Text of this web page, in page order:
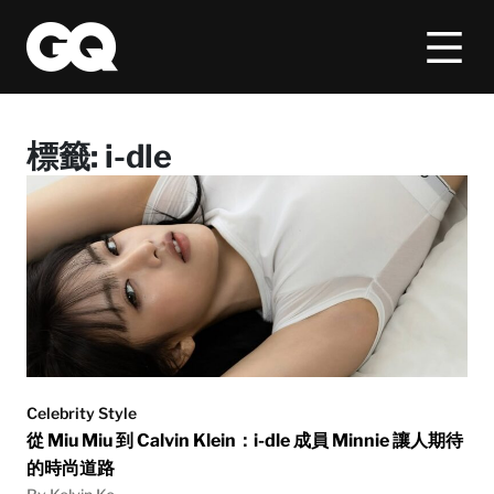
標籤: i-dle
Celebrity Style
從 Miu Miu 到 Calvin Klein：i-dle 成員 Minnie 讓人期待
的時尚道路